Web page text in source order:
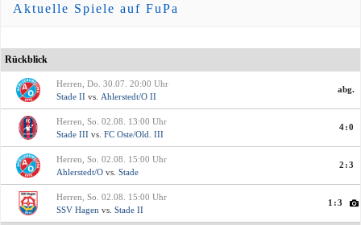
Aktuelle Spiele auf FuPa
Rückblick
Herren, Do. 30.07. 20:00 Uhr
Stade II vs. Ahlerstedt/O II
abg.
Herren, So. 02.08. 13:00 Uhr
Stade III vs. FC Oste/Old. III
4:0
Herren, So. 02.08. 15:00 Uhr
Ahlerstedt/O vs. Stade
2:3
Herren, So. 02.08. 15:00 Uhr
SSV Hagen vs. Stade II
1:3